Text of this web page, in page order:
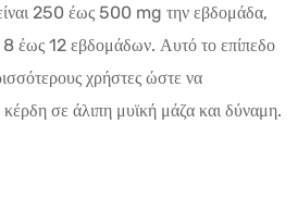
250 έως 500 mg την εβδομάδα,
έως 12 εβδομάδων. Αυτό το επίπεδο
χρήστες ώστε να
σε άλιπη μυϊκή μάζα και δύναμη.